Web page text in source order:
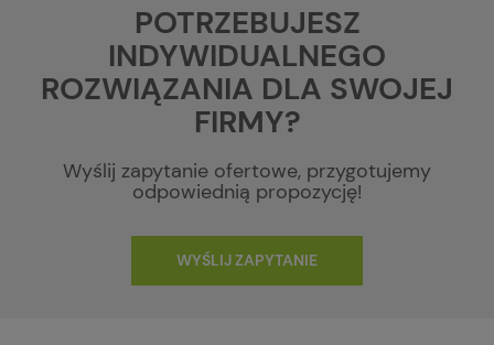
POTRZEBUJESZ
INDYWIDUALNEGO
ROZWIĄZANIA DLA SWOJEJ
FIRMY?
Wyślij zapytanie ofertowe, przygotujemy
odpowiednią propozycję!
WYŚLIJ ZAPYTANIE